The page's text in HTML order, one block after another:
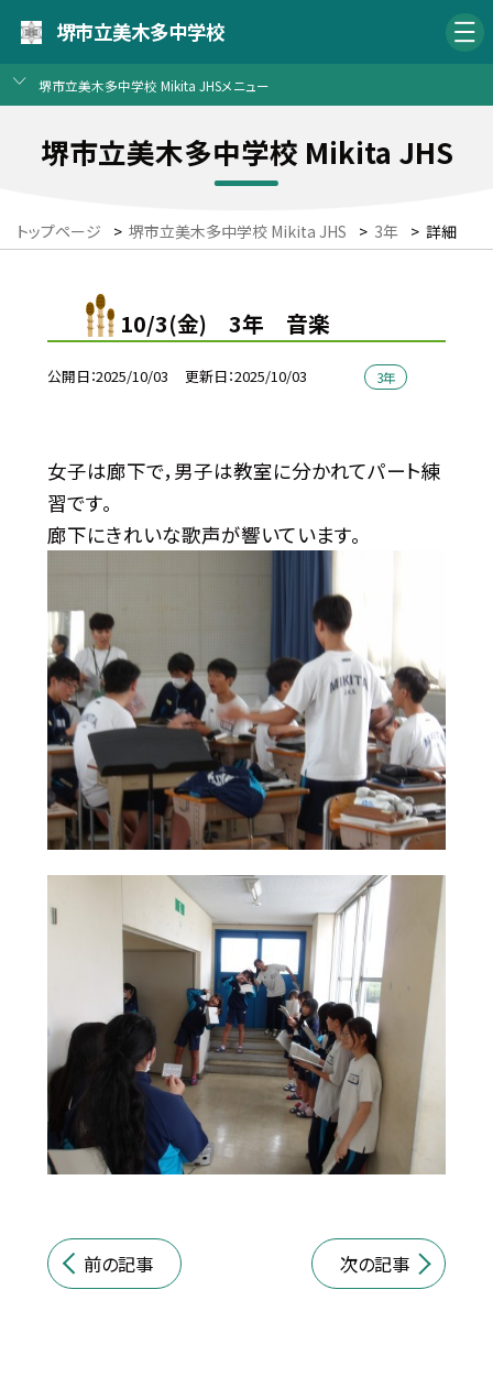
堺市立美木多中学校
堺市立美木多中学校 Mikita JHSメニュー
堺市立美木多中学校 Mikita JHS
トップページ > 堺市立美木多中学校 Mikita JHS > 3年 > 詳細
10/3(金) 3年 音楽
公開日 2025/10/03 更新日 2025/10/03 3年
女子は廊下で，男子は教室に分かれてパート練
習です。
廊下にきれいな歌声が響いています。
前の記事 次の記事